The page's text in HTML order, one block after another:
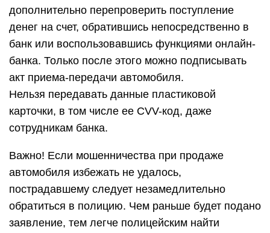
дополнительно перепроверить поступление
денег на счет, обратившись непосредственно в
банк или воспользовавшись функциями онлайн-
банка. Только после этого можно подписывать
акт приема-передачи автомобиля.
Нельзя передавать данные пластиковой
карточки, в том числе ее CVV-код, даже
сотрудникам банка.
Важно! Если мошенничества при продаже
автомобиля избежать не удалось,
пострадавшему следует незамедлительно
обратиться в полицию. Чем раньше будет подано
заявление, тем легче полицейским найти